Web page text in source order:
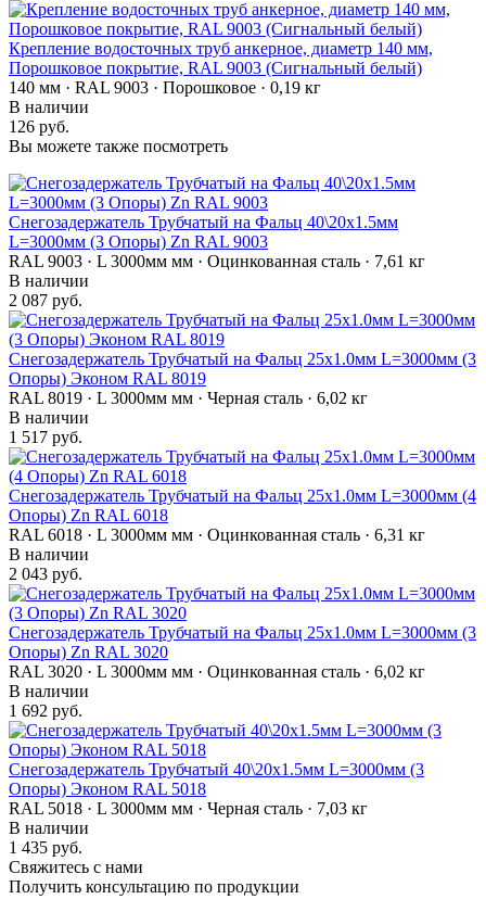
Крепление водосточных труб анкерное, диаметр 140 мм,
Порошковое покрытие, RAL 9003 (Сигнальный белый)
140 мм · RAL 9003 · Порошковое · 0,19 кг
В наличии
126 руб.
Вы можете также посмотреть
Снегозадержатель Трубчатый на Фальц 40\20х1.5мм
L=3000мм (3 Опоры) Zn RAL 9003
RAL 9003 · L 3000мм мм · Оцинкованная сталь · 7,61 кг
В наличии
2 087 руб.
Снегозадержатель Трубчатый на Фальц 25х1.0мм L=3000мм (3
Опоры) Эконом RAL 8019
RAL 8019 · L 3000мм мм · Черная сталь · 6,02 кг
В наличии
1 517 руб.
Снегозадержатель Трубчатый на Фальц 25х1.0мм L=3000мм (4
Опоры) Zn RAL 6018
RAL 6018 · L 3000мм мм · Оцинкованная сталь · 6,31 кг
В наличии
2 043 руб.
Снегозадержатель Трубчатый на Фальц 25х1.0мм L=3000мм (3
Опоры) Zn RAL 3020
RAL 3020 · L 3000мм мм · Оцинкованная сталь · 6,02 кг
В наличии
1 692 руб.
Снегозадержатель Трубчатый 40\20х1.5мм L=3000мм (3
Опоры) Эконом RAL 5018
RAL 5018 · L 3000мм мм · Черная сталь · 7,03 кг
В наличии
1 435 руб.
Свяжитесь с нами
Получить консультацию по продукции